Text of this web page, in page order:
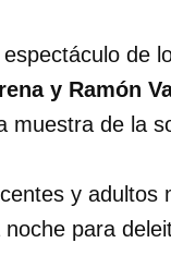
de
y Ramón
muestra de la
y adultos
para